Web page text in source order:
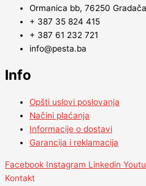
Ormanica bb, 76250
+ 387 35 824 415
+ 387 61 232 721
info@pesta.ba
Info
Opšti uslovi poslovanja
Načini plaćanja
Informacije o dostavi
Garancija i reklamacija
Facebook Instagram Linkedin
Kontakt